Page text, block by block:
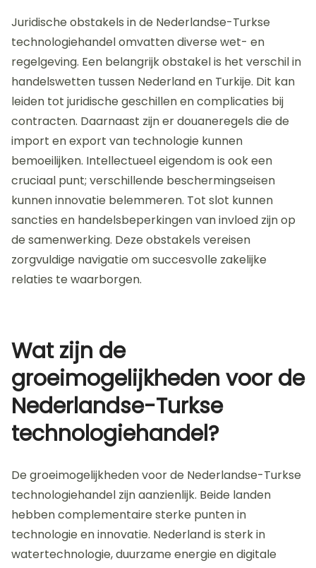
samenwerking. Het begrijpen van deze verschillen is
cruciaal voor succesvolle samenwerking in de
technologiehandel.
Welke juridische obstakels moeten
overwonnen worden?
Juridische obstakels in de Nederlandse-Turkse
technologiehandel omvatten diverse wet- en
regelgeving. Een belangrijk obstakel is het verschil in
handelswetten tussen Nederland en Turkije. Dit kan
leiden tot juridische geschillen en complicaties bij
contracten. Daarnaast zijn er douaneregels die de
import en export van technologie kunnen
kunnen innovatie belemmeren. Tot slot kunnen
sancties en handelsbeperkingen van invloed zijn op
de samenwerking. Deze obstakels vereisen
zorgvuldige navigatie om succesvolle zakelijke
relaties te waarborgen.